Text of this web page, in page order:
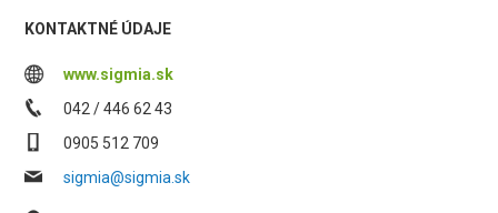
KONTAKTNÉ ÚDAJE
www.sigmia.sk
042 / 446 62 43
0905 512 709
sigmia@sigmia.sk